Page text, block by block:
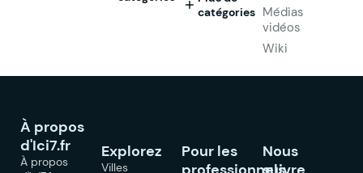
catégories Médias
vidéos
Wiki
À propos
d'Ici7.fr
À propos
Explorez
Villes
Pour les
professionnels
Nous
suivre